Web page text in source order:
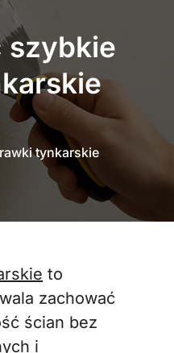
szybkie
tynkarskie
to
zachować
ścian bez
i